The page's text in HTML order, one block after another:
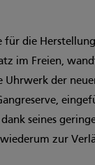
die
im Freien,
der
seines
zur